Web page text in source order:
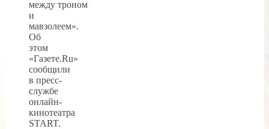
между троном
и
мавзолеем».
Об
этом
«Газете.Ru»
сообщили
в пресс-
службе
онлайн-
кинотеатра
START.